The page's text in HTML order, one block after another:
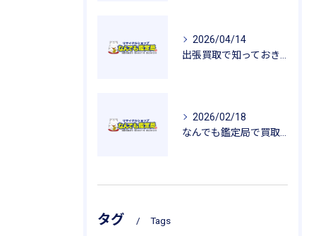
2026/04/14
2026/02/18
タグ Tags